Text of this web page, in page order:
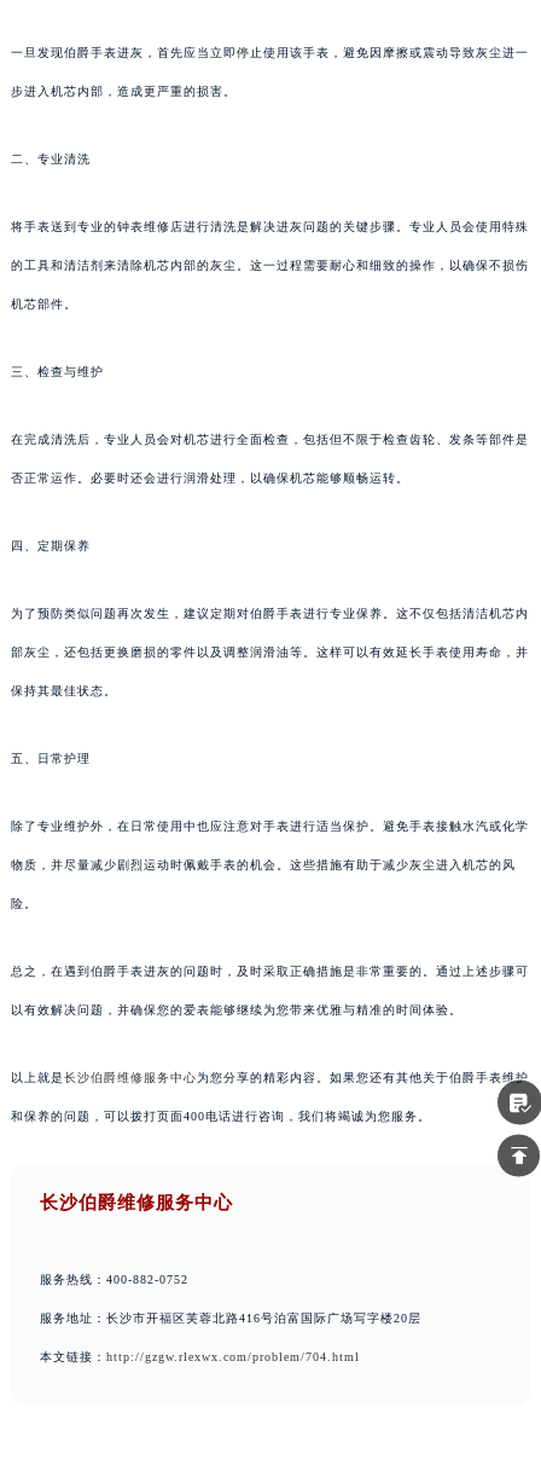
一旦发现伯爵手表进灰，首先应当立即停止使用该手表，避免因摩擦或震动导致灰尘进一
步进入机芯内部，造成更严重的损害。
二、专业清洗
将手表送到专业的钟表维修店进行清洗是解决进灰问题的关键步骤。专业人员会使用特殊
的工具和清洁剂来清除机芯内部的灰尘。这一过程需要耐心和细致的操作，以确保不损伤
机芯部件。
三、检查与维护
在完成清洗后，专业人员会对机芯进行全面检查，包括但不限于检查齿轮、发条等部件是
否正常运作。必要时还会进行润滑处理，以确保机芯能够顺畅运转。
四、定期保养
为了预防类似问题再次发生，建议定期对伯爵手表进行专业保养。这不仅包括清洁机芯内
部灰尘，还包括更换磨损的零件以及调整润滑油等。这样可以有效延长手表使用寿命，并
保持其最佳状态。
五、日常护理
除了专业维护外，在日常使用中也应注意对手表进行适当保护。避免手表接触水汽或化学
物质，并尽量减少剧烈运动时佩戴手表的机会。这些措施有助于减少灰尘进入机芯的风
险。
总之，在遇到伯爵手表进灰的问题时，及时采取正确措施是非常重要的。通过上述步骤可
以有效解决问题，并确保您的爱表能够继续为您带来优雅与精准的时间体验。
以上就是长沙伯爵维修服务中心为您分享的精彩内容。如果您还有其他关于伯爵手表维护
和保养的问题，可以拨打页面400电话进行咨询，我们将竭诚为您服务。
长沙伯爵维修服务中心
服务热线：400-882-0752
服务地址：长沙市开福区芙蓉北路416号泊富国际广场写字楼20层
本文链接： http://gzgw.rlexwx.com/problem/704.html